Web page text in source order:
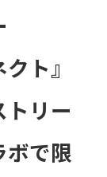
ト』
リー
ボで限